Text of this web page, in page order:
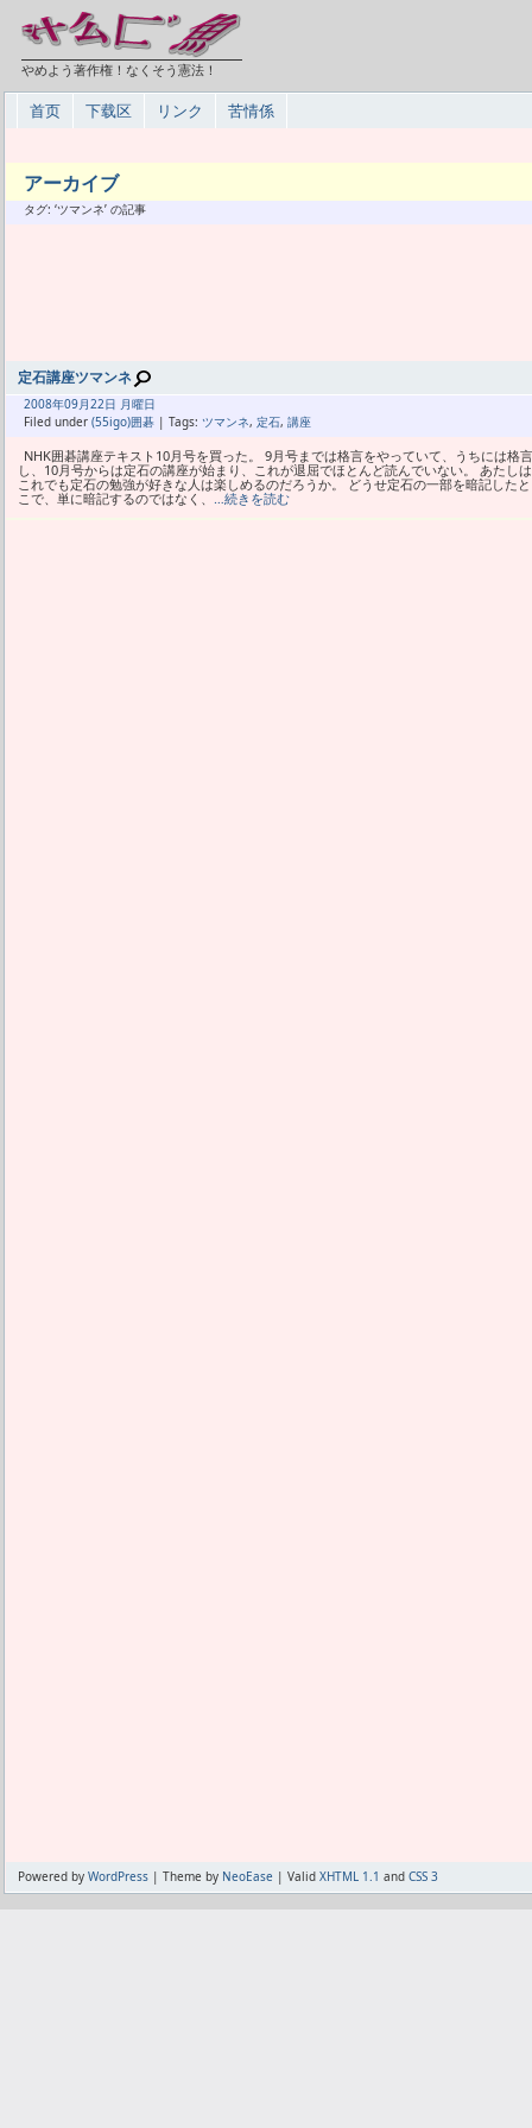
やめよう著作権！なくそう憲法！
首页 下载区 リンク 苦情係
アーカイブ
タグ: ‘ツマンネ’ の記事
定石講座ツマンネ
2008年09月22日 月曜日
Filed under (55igo)囲碁 | Tags: ツマンネ, 定石, 講座
NHK囲碁講座テキスト10月号を買った。 9月号までは格言をやっていて、うちには
し、10月号からは定石の講座が始まり、これが退屈でほとんど読んでいない。 あたし
これでも定石の勉強が好きな人は楽しめるのだろうか。 どうせ定石の一部を暗記した
こで、単に暗記するのではなく、 …続きを読む
Powered by WordPress | Theme by NeoEase | Valid XHTML 1.1 and CSS 3